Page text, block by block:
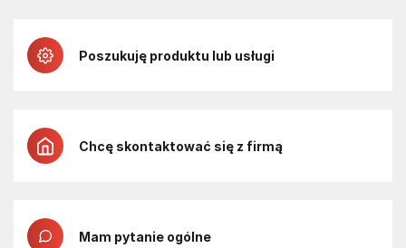
Poszukuję produktu lub usługi
Chcę skontaktować się z firmą
Mam pytanie ogólne